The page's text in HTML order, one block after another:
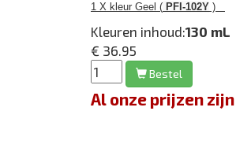
1 X kleur Geel ( PFI-102Y )
Kleuren inhoud:130 mL
€ 36.95
Bestel
Al onze prijzen